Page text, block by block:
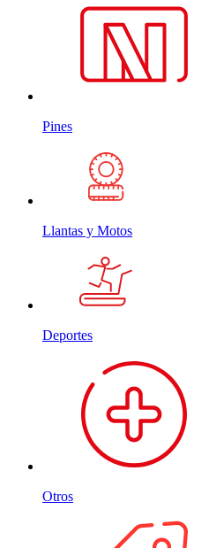
Pines
Llantas y Motos
Deportes
Otros